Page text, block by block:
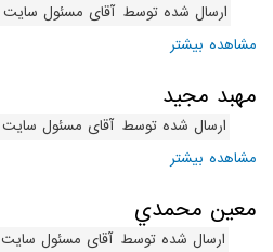
ارسال شده توسط آقای مسئول سایت
مشاهده بیشتر
مهبد مجيد
ارسال شده توسط آقای مسئول سایت
مشاهده بیشتر
معين محمدي
ارسال شده توسط آقای مسئول سایت